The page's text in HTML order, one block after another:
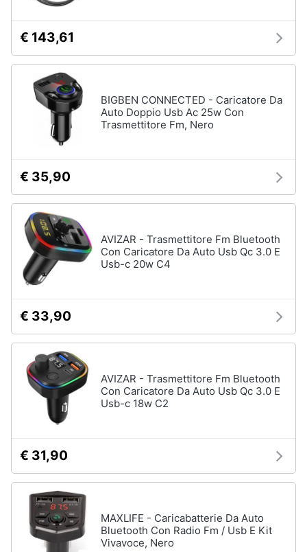
€ 143,61
BIGBEN CONNECTED - Caricatore Da
Auto Doppio Usb Ac 25w Con
Trasmettitore Fm, Nero
€ 35,90
AVIZAR - Trasmettitore Fm Bluetooth
Con Caricatore Da Auto Usb Qc 3.0 E
Usb-c 20w C4
€ 33,90
AVIZAR - Trasmettitore Fm Bluetooth
Con Caricatore Da Auto Usb Qc 3.0 E
Usb-c 18w C2
€ 31,90
MAXLIFE - Caricabatterie Da Auto
Bluetooth Con Radio Fm / Usb E Kit
Vivavoce, Nero